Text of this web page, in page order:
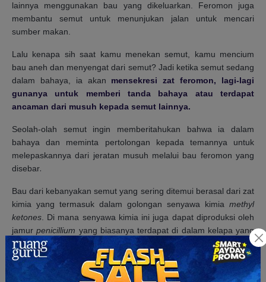
lainnya menggunakan bau yang dikeluarkan. Feromon juga
membantu semut untuk menunjukan jalan untuk mencari
sumber makan.
Lalu kenapa sih saat kamu menekan semut, kamu mencium
bau aneh dan menyengat dari semut? Jadi ketika semut sedang
dalam bahaya, ia akan mensekresi zat feromon, lagi-lagi
gunanya untuk memberi tanda bahaya atau terdapat
ancaman dari musuh kepada semut lainnya.
Seolah-olah semut ingin memberitahukan bahwa ia dalam
bahaya dan meminta pertolongan kepada temannya untuk
melepaskannya dari jeratan musuh melalui bau feromon yang
disebar.
Bau dari kebanyakan semut yang sering ditemui berasal dari zat
kimia yang termasuk dalam golongan senyawa kimia methyl
ketones. Di mana senyawa kimia ini juga dapat diproduksi oleh
jamurpenicillium yang biasanya terdapat di dalam kelapa yang
membusuk.
Dapat dikatakan bahwabau yang dihasilkan semut seperti
bau kelapa yang membusuk.